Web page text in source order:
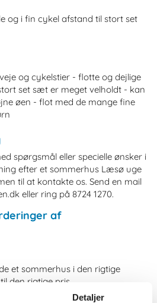
og i fin cykel afstand til stort set
og cykelstier - flotte og dejlige
set sæt er meget velholdt - kan
øen - flot med de mange fine
spørgsmål eller specielle ønsker i
efter et sommerhus Læsø uge
til at kontakte os. Send en mail
eller ring på 8724 1270.
af
et sommerhus i den rigtige
den rigtige pris.
Detaljer